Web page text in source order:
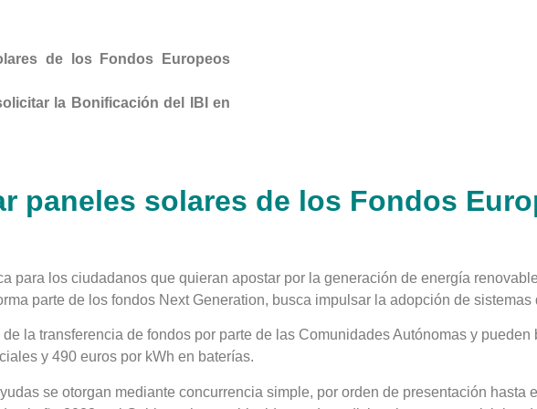
de los Fondos Europeos
la Bonificación del IBI en
paneles solares de los Fondos
para los ciudadanos que quieran apostar por la generación de energía
parte de los fondos Next Generation, busca impulsar la adopción de
la transferencia de fondos por parte de las Comunidades Autónomas y
y 490 euros por kWh en baterías.
se otorgan mediante concurrencia simple, por orden de presentación hasta